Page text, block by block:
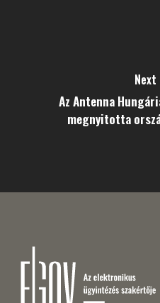
Az Antenna
megnyitotta